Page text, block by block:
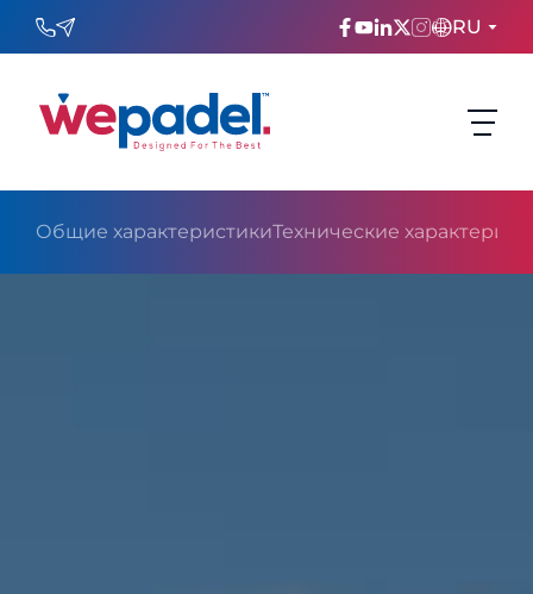
RU
ENGLISH
ESPAñOL
FRANÇAIS
Общие характеристикиТехнические